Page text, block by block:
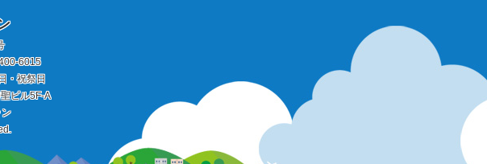
6015
・祝祭日
ビル5F-A